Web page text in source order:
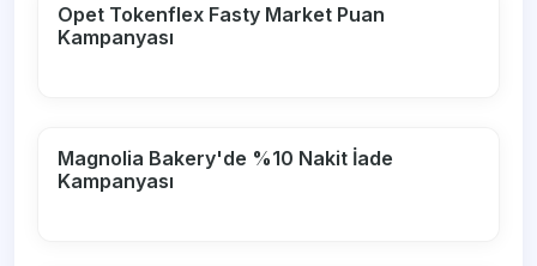
Opet Tokenflex Fasty Market Puan
Kampanyası
Magnolia Bakery'de %10 Nakit İade
Kampanyası